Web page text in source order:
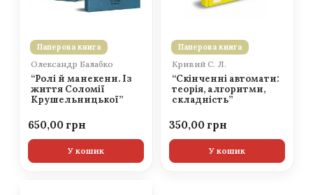
Паперова книга
Олександр Балабко
“Ролі й манекени. Із
життя Соломії
Крушельницької”
650,00
У кошик
Паперова книга
Кривий С. Л.
“Скінченні автомати:
теорія, алгоритми,
складність”
350,00
У кошик